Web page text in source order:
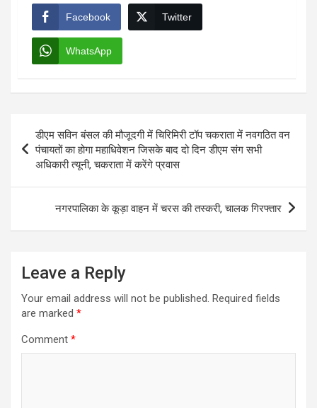
Facebook Twitter
WhatsApp
navigation
डीएम सविन बंसल की मौजूदगी में चिरिमिरी टॉप चकराता में नवगठित वन
पंचायतों का होगा महाधिवेशन जिसके बाद दो दिन डीएम संग सभी
अधिकारी त्यूनी, चकराता में करेंगे प्रवास
नगरपालिका के कूड़ा वाहन में चरस की तस्करी, चालक गिरफ्तार
Leave a Reply
Your email address will not be published. Required fields
are marked *
Comment *